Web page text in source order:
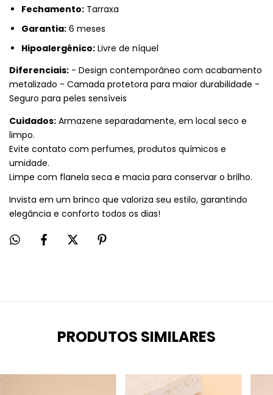
Fechamento: Tarraxa
Garantia: 6 meses
Hipoalergênico: Livre de níquel
Diferenciais: - Design contemporâneo com acabamento
metalizado - Camada protetora para maior durabilidade -
Seguro para peles sensíveis
Cuidados: Armazene separadamente, em local seco e
limpo.
Evite contato com perfumes, produtos químicos e
umidade.
Limpe com flanela seca e macia para conservar o brilho.
Invista em um brinco que valoriza seu estilo, garantindo
elegância e conforto todos os dias!
PRODUTOS SIMILARES